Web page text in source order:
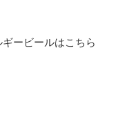
ービールはこちら